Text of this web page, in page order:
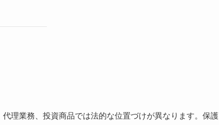
理業務、投資商品では法的な位置づけが異なります。保護